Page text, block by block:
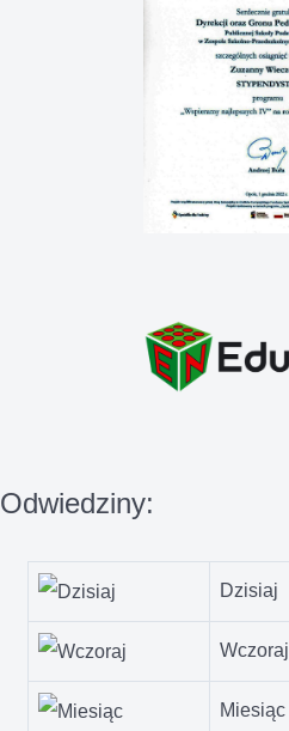
Odwiedziny:
Dzisiaj
Wczoraj
Miesiąc